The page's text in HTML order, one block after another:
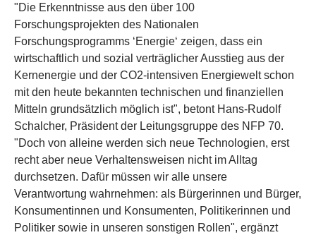
"Die Erkenntnisse aus den über 100
Forschungsprojekten des Nationalen
Forschungsprogramms ‘Energie‘ zeigen, dass ein
wirtschaftlich und sozial verträglicher Ausstieg aus der
Kernenergie und der CO2-intensiven Energiewelt schon
mit den heute bekannten technischen und finanziellen
Mitteln grundsätzlich möglich ist", betont Hans-Rudolf
Schalcher, Präsident der Leitungsgruppe des NFP 70.
"Doch von alleine werden sich neue Technologien, erst
recht aber neue Verhaltensweisen nicht im Alltag
durchsetzen. Dafür müssen wir alle unsere
Verantwortung wahrnehmen: als Bürgerinnen und Bürger,
Konsumentinnen und Konsumenten, Politikerinnen und
Politiker sowie in unseren sonstigen Rollen", ergänzt